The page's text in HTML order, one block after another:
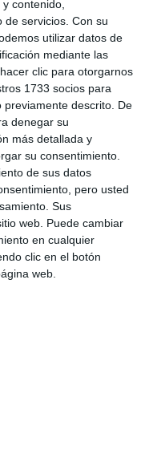
contenido,
de servicios. Con su
utilizar datos de
mediante las
clic para otorgarnos
1733 socios para
descrito. De
denegar su
más detallada y
su consentimiento.
de sus datos
pero usted
Sus
web. Puede cambiar
en cualquier
clic en el botón
web.